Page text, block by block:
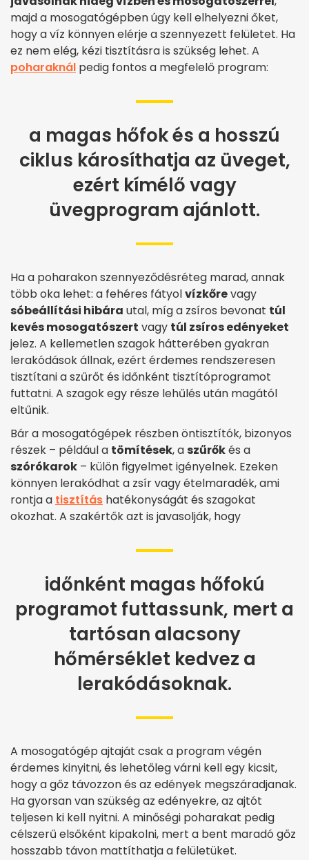
majd a mosogatógépben úgy kell elhelyezni őket,
hogy a víz könnyen elérje a szennyezett felületet. Ha
ez nem elég, kézi tisztításra is szükség lehet. A
poharaknál pedig fontos a megfelelő program:
a magas hőfok és a hosszú
ciklus károsíthatja az üveget,
ezért kímélő vagy
üvegprogram ajánlott.
Ha a poharakon szennyeződésréteg marad, annak
több oka lehet: a fehéres fátyolvízkőrevagy
sóbeállítási hibára utal, míg a zsíros bevonat túl
kevés mosogatószert vagy túl zsíros edényeket
jelez. A kellemetlen szagok hátterében gyakran
lerakódások állnak, ezért érdemes rendszeresen
tisztítani a szűrőt és időnként tisztítóprogramot
futtatni. A szagok egy része lehűlés után magától
eltűnik.
Bár a mosogatógépek részben öntisztítók, bizonyos
részek – például a tömítések, a szűrőkés a
szórókarok – külön figyelmet igényelnek. Ezeken
könnyen lerakódhat a zsír vagy ételmaradék, ami
rontja a tisztítás hatékonyságát és szagokat
okozhat. A szakértők azt is javasolják, hogy
időnként magas hőfokú
programot futtassunk, mert a
tartósan alacsony
hőmérséklet kedvez a
lerakódásoknak.
A mosogatógép ajtaját csak a program végén
érdemes kinyitni, és lehetőleg várni kell egy kicsit,
hogy a gőz távozzon és az edények megszáradjanak.
Ha gyorsan van szükség az edényekre, az ajtót
teljesen ki kell nyitni. A minőségi poharakat pedig
célszerű elsőként kipakolni, mert a bent maradó gőz
hosszabb távon mattíthatja a felületüket.